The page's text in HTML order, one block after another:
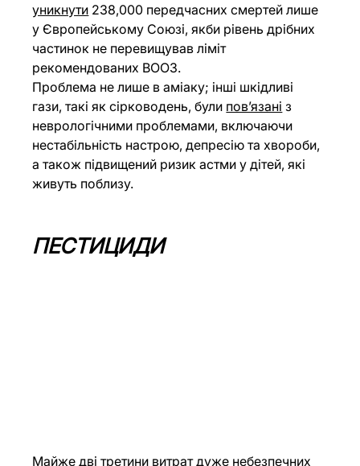
уникнути 238,000 передчасних смертей лише
у Європейському Союзі, якби рівень дрібних
частинок не перевищував ліміт
рекомендованих ВООЗ.
Проблема не лише в аміаку; інші шкідливі
гази, такі як сірководень, були пов’язані з
неврологічними проблемами, включаючи
нестабільність настрою, депресію та хвороби,
а також підвищений ризик астми у дітей, які
живуть поблизу.
ПЕСТИЦИДИ
Майже дві третини витрат дуже небезпечних